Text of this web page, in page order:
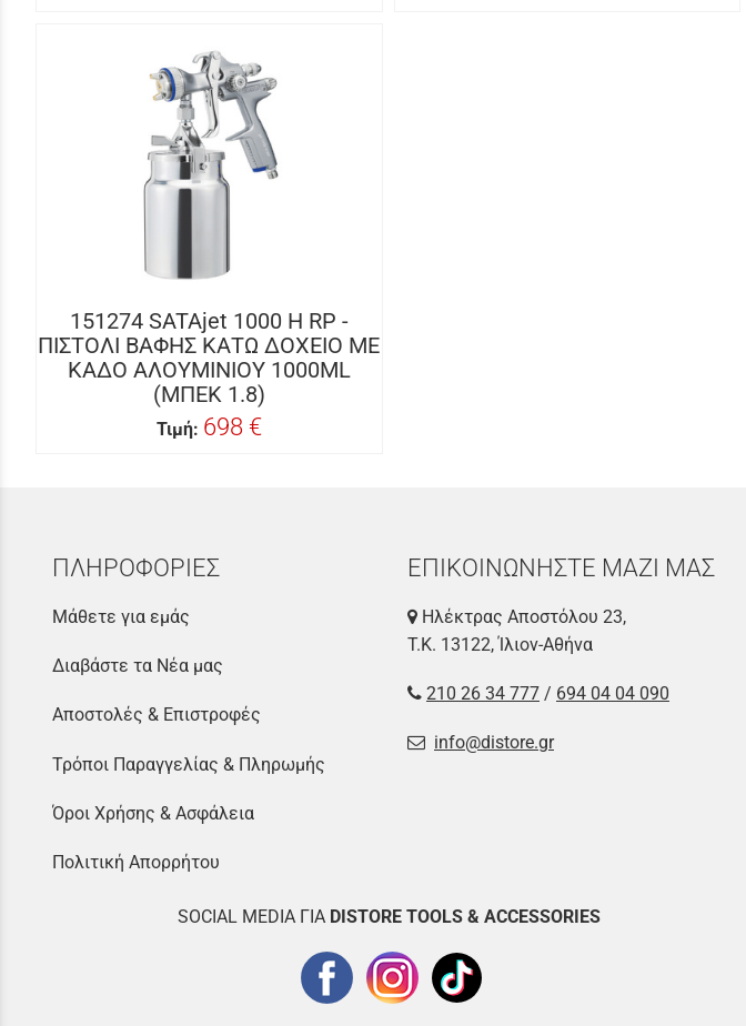
151274 SATAjet 1000 H RP -
ΠΙΣΤΟΛΙ ΒΑΦΗΣ ΚΑΤΩ ΔΟΧΕΙΟ ΜΕ
ΚΑΔΟ ΑΛΟΥΜΙΝΙΟΥ 1000ML
(ΜΠΕΚ 1.8)
Τιμή: 698 €
ΠΛΗΡΟΦΟΡΙΕΣ
Μάθετε για εμάς
Διαβάστε τα Νέα μας
Αποστολές & Επιστροφές
Τρόποι Παραγγελίας & Πληρωμής
Όροι Χρήσης & Ασφάλεια
Πολιτική Απορρήτου
ΕΠΙΚΟΙΝΩΝΗΣΤΕ ΜΑΖΙ ΜΑΣ
Ηλέκτρας Αποστόλου 23,
Τ.Κ. 13122, Ίλιον-Αθήνα
210 26 34 777 / 694 04 04 090
info@distore.gr
SOCIAL MEDIA ΓΙΑ DISTORE TOOLS & ACCESSORIES